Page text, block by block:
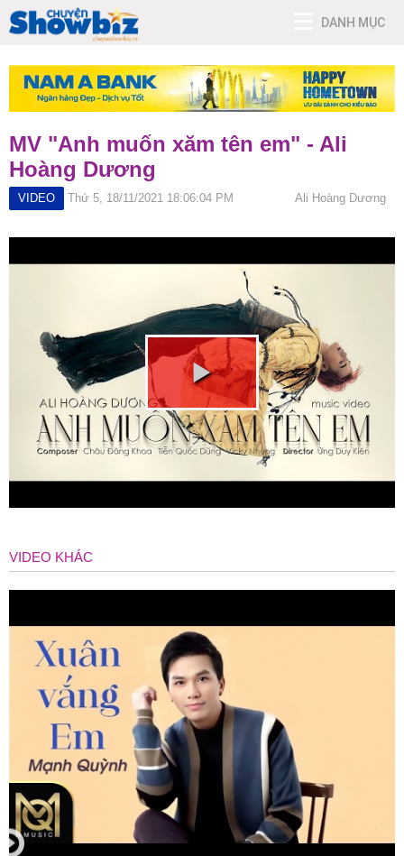
DANH MỤC
MV "Anh muốn xăm tên em" - Ali
Hoàng Dương
VIDEO Thứ 5, 18/11/2021 18:06:04 PM Ali Hoàng Dương
VIDEO KHÁC